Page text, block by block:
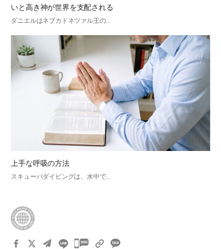
いと高き神が世界を支配される
ダニエルはネブカドネツァル王の…
上手な呼吸の方法
スキューバダイビングは、水中で…
카